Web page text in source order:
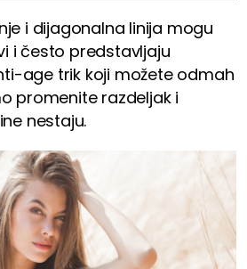
i dijagonalna linija mogu
i često predstavljaju
age trik koji možete odmah
promenite razdeljak i
nestaju.